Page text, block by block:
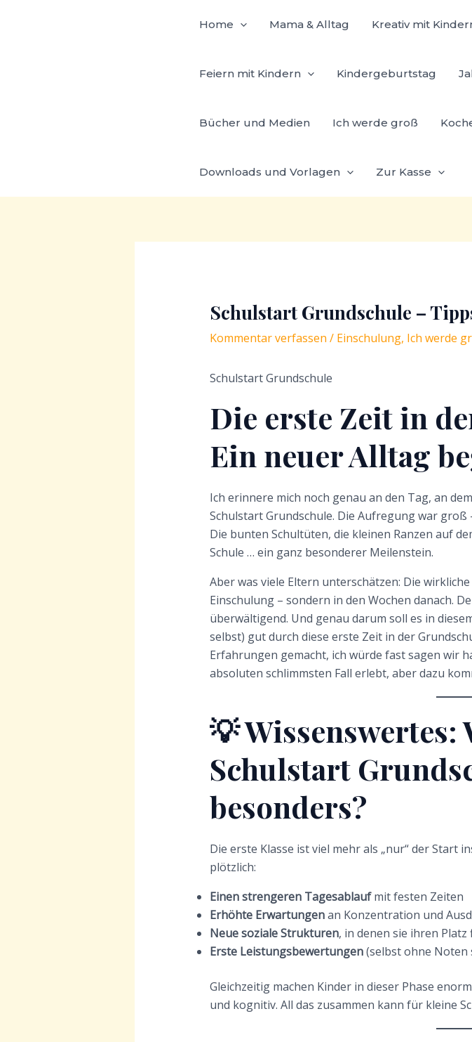
Home Mama & Alltag Kreativ mit
Feiern mit Kindern Kindergeburtstag
Bücher und Medien Ich werde groß
Downloads und Vorlagen Zur Kasse
Schulstart Grundschule –
Kommentar verfassen / Einschulung, Ich werde
Schulstart Grundschule
Die erste Zeit in
Ein neuer Alltag
Ich erinnere mich noch genau an den Tag, an
Schulstart Grundschule. Die Aufregung war
Die bunten Schultüten, die kleinen Ranzen auf
Schule … ein ganz besonderer Meilenstein.
Aber was viele Eltern unterschätzen: Die
Einschulung – sondern in den Wochen danach.
überwältigend. Und genau darum soll es in
selbst) gut durch diese erste Zeit in der
Erfahrungen gemacht, ich würde fast sagen wir
absoluten schlimmsten Fall erlebt, aber dazu
💡 Wissenswertes:
Schulstart
besonders?
Die erste Klasse ist viel mehr als „nur“ der Start
plötzlich:
Einen strengeren Tagesablaufmit festen Zeiten
Erhöhte Erwartungenan Konzentration und
Neue soziale Strukturen, in denen sie ihren Platz
Erste Leistungsbewertungen(selbst ohne Noten
Gleichzeitig machen Kinder in dieser Phase
und kognitiv. All das zusammen kann für kleine